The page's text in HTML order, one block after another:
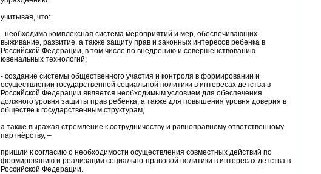
учитывая, что:
- необходима комплексная система мероприятий и мер, обеспечивающих
выживание, развитие, а также защиту прав и законных интересов ребенка в
Российской Федерации, в том числе по внедрению и совершенствованию
ювенальных технологий;
- создание системы общественного участия и контроля в формировании и
осуществлении государственной социальной политики в интересах детства в
Российской Федерации является необходимым условием для обеспечения
должного уровня защиты прав ребенка, а также для повышения уровня доверия в
обществе к государственным структурам,
а также выражая стремление к сотрудничеству и равноправному ответственному
партнёрству, –
пришли к согласию о необходимости осуществления совместных действий по
формированию и реализации социально-правовой политики в интересах детства в
Российской Федерации.